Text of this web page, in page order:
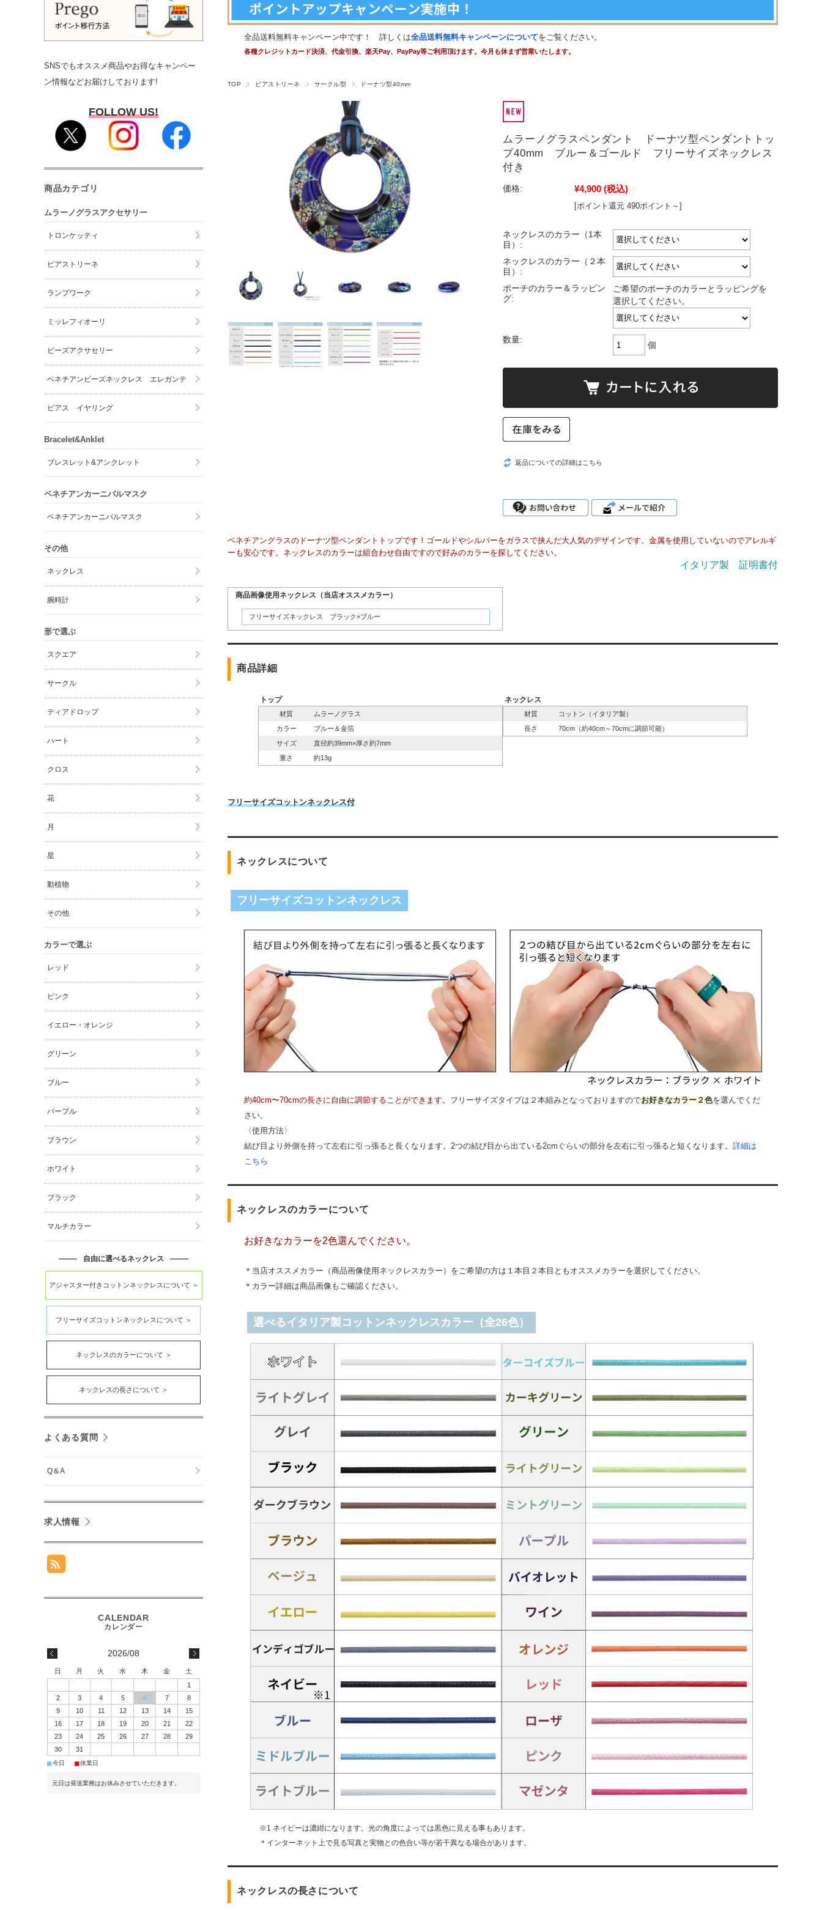
全品送料無料キャンペーン中です！ 詳しくは全品送料無料キャンペーンについてをご覧ください。
各種クレジットカード決済、代金引換、楽天Pay、PayPay等ご利用頂けます。今月も休まず営業いたします。
TOP ピアストリーネ サークル型 ドーナツ型40mm
ムラーノグラスペンダント ドーナツ型ペンダントトッ
プ40mm ブルー＆ゴールド フリーサイズネックレス
付き
価格: ¥4,900 (税込)
[ポイント還元 490ポイント～]
ネックレスのカラー（1本
目）:
ネックレスのカラー（２本
目）:
ポーチのカラー＆ラッピン
グ:
ご希望のポーチのカラーとラッピングを
選択してください。
数量:
個
返品についての詳細はこちら
ベネチアングラスのドーナツ型ペンダントトップです！ゴールドやシルバーをガラスで挟んだ大人気のデザインです。金属を使用していないのでアレルギ
ーも安心です。ネックレスのカラーは組合わせ自由ですので好みのカラーを探してください。
イタリア製 証明書付
商品画像使用ネックレス（当店オススメカラー）
フリーサイズネックレス ブラック×ブルー
商品詳細
トップ
材質
ムラーノグラス
カラー
ブルー＆金箔
サイズ
直径約39mm×厚さ約7mm
重さ
約13g
ネックレス
材質
コットン（イタリア製）
長さ
70cm（約40cm～70cmに調節可能）
フリーサイズコットンネックレス付
ネックレスについて
フリーサイズコットンネックレス
約40cm〜70cmの長さに自由に調節することができます。 フリーサイズタイプは２本組みとなっておりますのでお好きなカラー２色を選んでくだ
さい。
〈使用方法〉
結び目より外側を持って左右に引っ張ると長くなります。2つの結び目から出ている2cmぐらいの部分を左右に引っ張ると短くなります。 詳細は
こちら
ネックレスのカラーについて
お好きなカラーを2色選んでください。
＊当店オススメカラー（商品画像使用ネックレスカラー）をご希望の方は１本目２本目ともオススメカラーを選択してください。
＊カラー詳細は商品画像もご確認ください。
選べるイタリア製コットンネックレスカラー（全26色）
※1 ネイビーは濃紺になります。光の角度によっては黒色に見える事もあります。
＊インターネット上で見る写真と実物との色合い等が若干異なる場合があります。
ネックレスの長さについて
SNSでもオススメ商品やお得なキャンペー
ン情報などお届けしております!
FOLLOW US!
商品カテゴリ
ムラーノグラスアクセサリー
トロンケッティ
ピアストリーネ
ランプワーク
ミッレフィオーリ
ビーズアクサセリー
ベネチアンビーズネックレス エレガンテ
ピアス イヤリング
Bracelet&Anklet
ブレスレット&アンクレット
ベネチアンカーニバルマスク
ベネチアンカーニバルマスク
その他
ネックレス
腕時計
形で選ぶ
スクエア
サークル
ティアドロップ
ハート
クロス
花
月
星
動植物
その他
カラーで選ぶ
レッド
ピンク
イエロー・オレンジ
グリーン
ブルー
パープル
ブラウン
ホワイト
ブラック
マルチカラー
自由に選べるネックレス
アジャスター付きコットンネックレスについて ＞
フリーサイズコットンネックレスについて ＞
ネックレスのカラーについて ＞
ネックレスの長さについて ＞
よくある質問
Q＆A
求人情報
2026/08
日 月 火 水 木 金
土
1
2
3 4 5 6 7
8
9
10 11 12 13 14
15
16
17 18 19 20 21
22
23
24 25 26 27 28
29
30
31
■今日 ■休業日
元日は発送業務はお休みさせていただきます。